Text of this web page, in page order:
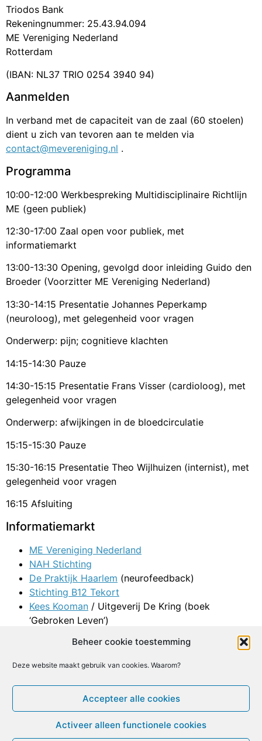
Beheer cookie toestemming
Deze website maakt gebruik van cookies. Waarom?
Accepteer alle cookies
Activeer alleen functionele cookies
Triodos Bank
Rekeningnummer: 25.43.94.094
ME Vereniging Nederland
Rotterdam
(IBAN: NL37 TRIO 0254 3940 94)
Aanmelden
In verband met de capaciteit van de zaal (60 stoelen)
dient u zich van tevoren aan te melden via
contact@mevereniging.nl .
Programma
10:00-12:00 Werkbespreking Multidisciplinaire Richtlijn
ME (geen publiek)
12:30-17:00 Zaal open voor publiek, met
informatiemarkt
13:00-13:30 Opening, gevolgd door inleiding Guido den
Broeder (Voorzitter ME Vereniging Nederland)
13:30-14:15 Presentatie Johannes Peperkamp
(neuroloog), met gelegenheid voor vragen
Onderwerp: pijn; cognitieve klachten
14:15-14:30 Pauze
14:30-15:15 Presentatie Frans Visser (cardioloog), met
gelegenheid voor vragen
Onderwerp: afwijkingen in de bloedcirculatie
15:15-15:30 Pauze
15:30-16:15 Presentatie Theo Wijlhuizen (internist), met
gelegenheid voor vragen
16:15 Afsluiting
Informatiemarkt
ME Vereniging Nederland
NAH Stichting
De Praktijk Haarlem (neurofeedback)
Stichting B12 Tekort
Kees Kooman / Uitgeverij De Kring (boek
‘Gebroken Leven’)
Gelegenheid voor behandeling in massagestoel, €
12,50 voor 15 minuten
Facebook
X EmailPrintLinkedIn
Geef een reactie
ingelogd zijn opom een reactie te plaatsen.